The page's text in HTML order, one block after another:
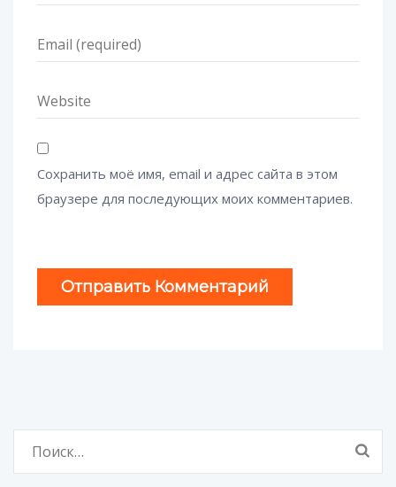
Сохранить моё имя, email и адрес сайта в этом
браузере для последующих моих комментариев.